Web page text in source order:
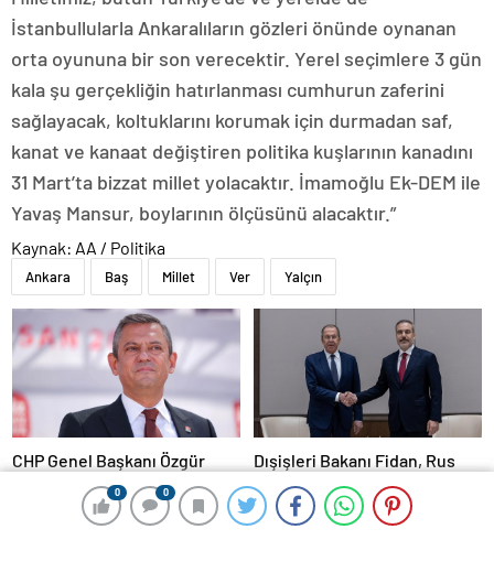
0 0
0 0
İstanbullularla Ankaralıların gözleri önünde oynanan
orta oyununa bir son verecektir. Yerel seçimlere 3 gün
kala şu gerçekliğin hatırlanması cumhurun zaferini
sağlayacak, koltuklarını korumak için durmadan saf,
kanat ve kanaat değiştiren politika kuşlarının kanadını
31 Mart’ta bizzat millet yolacaktır. İmamoğlu Ek-DEM ile
Yavaş Mansur, boylarının ölçüsünü alacaktır.”
Kaynak: AA / Politika
Ankara Baş Millet Ver Yalçın
CHP Genel Başkanı Özgür
Özel’den 32 anneye tebrik
Dışişleri Bakanı Fidan, Rus
mevkidaşı Lavrov’la görüştü